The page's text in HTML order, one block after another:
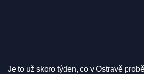
Je to už skoro týden, co v Ostravě